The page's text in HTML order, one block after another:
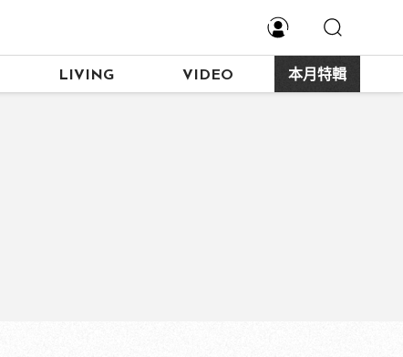
LIVING VIDEO 本月特輯